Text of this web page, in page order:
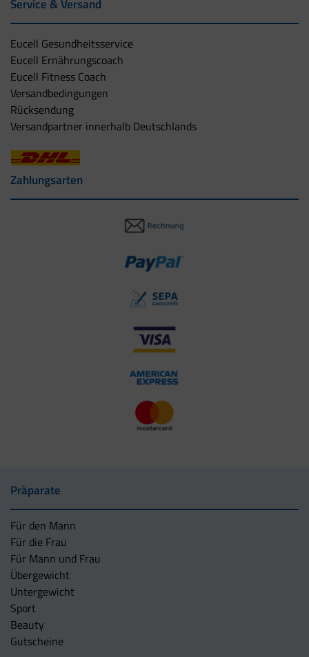
Service & Versand
Eucell Gesundheitsservice
Eucell Ernährungscoach
Eucell Fitness Coach
Versandbedingungen
Rücksendung
Versandpartner innerhalb Deutschlands
Zahlungsarten
Präparate
Für den Mann
Für die Frau
Für Mann und Frau
Übergewicht
Untergewicht
Sport
Beauty
Gutscheine